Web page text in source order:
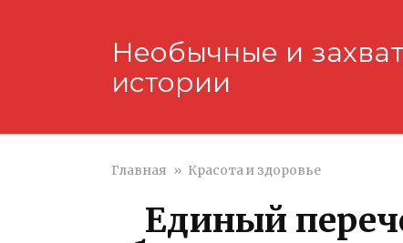
Необычные и
истории
Главная » Красота и здоровье
Единый